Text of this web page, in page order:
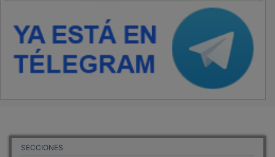
SECCIONES
Local